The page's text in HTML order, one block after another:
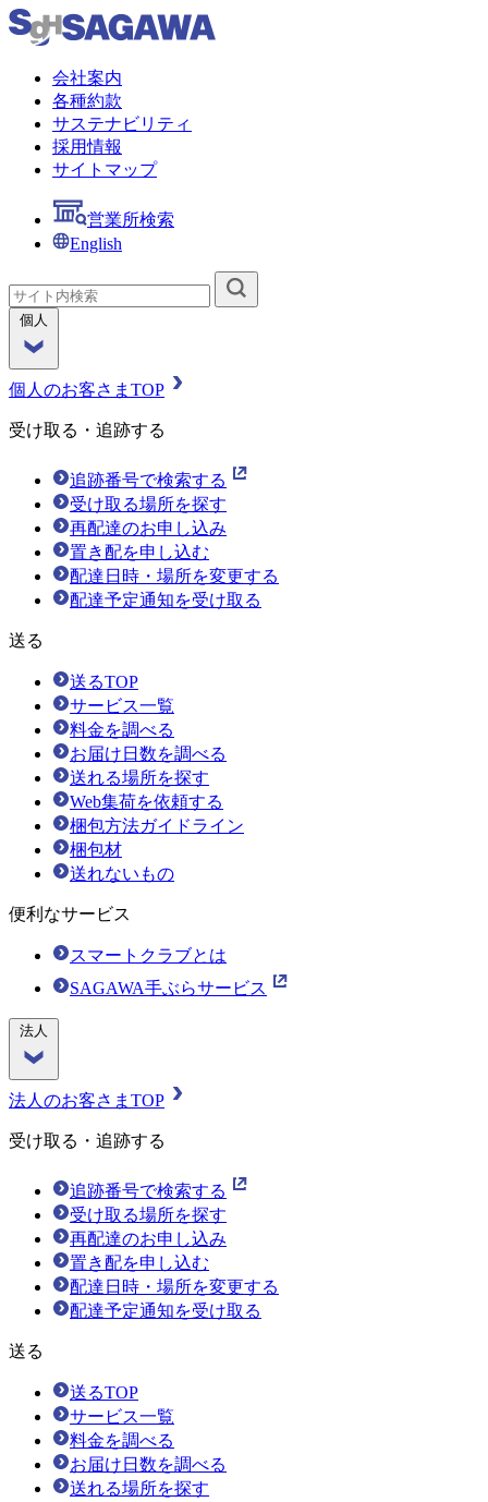
会社案内
各種約款
サステナビリティ
採用情報
サイトマップ
営業所検索
English
個人
個人のお客さまTOP
受け取る・追跡する
追跡番号で検索する
受け取る場所を探す
再配達のお申し込み
置き配を申し込む
配達日時・場所を変更する
配達予定通知を受け取る
送る
送るTOP
サービス一覧
料金を調べる
お届け日数を調べる
送れる場所を探す
Web集荷を依頼する
梱包方法ガイドライン
梱包材
送れないもの
便利なサービス
スマートクラブとは
SAGAWA手ぶらサービス
法人
法人のお客さまTOP
受け取る・追跡する
追跡番号で検索する
受け取る場所を探す
再配達のお申し込み
置き配を申し込む
配達日時・場所を変更する
配達予定通知を受け取る
送る
送るTOP
サービス一覧
料金を調べる
お届け日数を調べる
送れる場所を探す